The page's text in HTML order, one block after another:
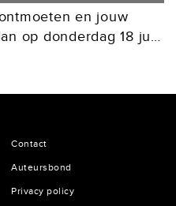
en jouw
op donderdag 18 juni
Contact
Auteursbond
Privacy policy